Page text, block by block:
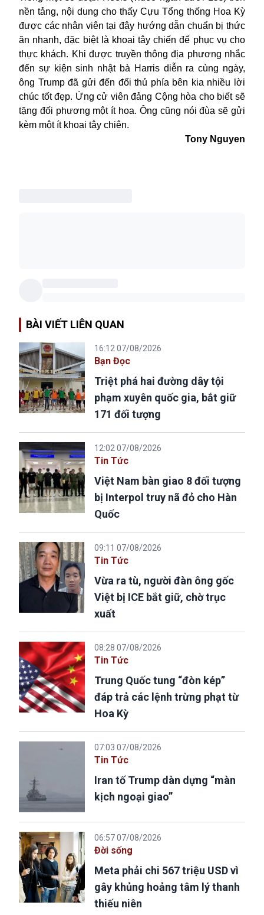
nền tảng, nội dung cho thấy Cựu Tổng thống Hoa Kỳ
được các nhân viên tại đây hướng dẫn chuẩn bị thức
ăn nhanh, đặc biệt là khoai tây chiến để phục vụ cho
thực khách. Khi được truyền thông địa phương nhắc
đến sự kiện sinh nhật bà Harris diễn ra cùng ngày,
ông Trump đã gửi đến đối thủ phía bên kia nhiều lời
chúc tốt đẹp. Ứng cử viên đảng Cộng hòa cho biết sẽ
tặng đối phương một ít hoa. Ông cũng nói đùa sẽ gửi
kèm một ít khoai tây chiên.
Tony Nguyen
BÀI VIẾT LIÊN QUAN
16:12 07/08/2026
Bạn Đọc
Triệt phá hai đường dây tội
phạm xuyên quốc gia, bắt giữ
171 đối tượng
12:02 07/08/2026
Tin Tức
Việt Nam bàn giao 8 đối tượng
bị Interpol truy nã đỏ cho Hàn
Quốc
09:11 07/08/2026
Tin Tức
Vừa ra tù, người đàn ông gốc
Việt bị ICE bắt giữ, chờ trục
xuất
08:28 07/08/2026
Tin Tức
Trung Quốc tung “đòn kép”
đáp trả các lệnh trừng phạt từ
Hoa Kỳ
07:03 07/08/2026
Tin Tức
Iran tố Trump dàn dựng “màn
kịch ngoại giao”
06:57 07/08/2026
Đời sống
Meta phải chi 567 triệu USD vì
gây khủng hoảng tâm lý thanh
thiếu niên